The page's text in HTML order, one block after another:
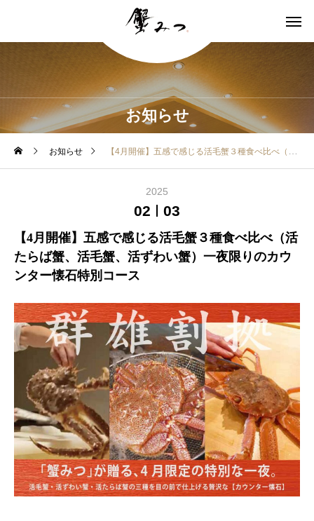
お知らせ
お知らせ 【4月開催】五感で感じる活毛蟹３種食べ比べ（活たらば蟹、活毛蟹、活ずわい蟹）一夜限りのカウンター懐石特別コース
2025
02 03
【4月開催】五感で感じる活毛蟹３種食べ比べ（活
たらば蟹、活毛蟹、活ずわい蟹）一夜限りのカウ
ンター懐石特別コース